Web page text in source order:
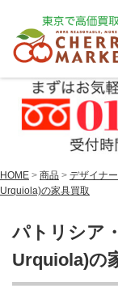
HOME > 商品 > デザイナ
Urquiola)の家具買取
パトリシア
Urquiola)の